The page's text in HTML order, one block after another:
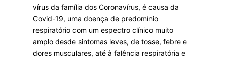
vírus da família dos Coronavírus, é causa da
Covid-19, uma doença de predomínio
respiratório com um espectro clínico muito
amplo desde sintomas leves, de tosse, febre e
dores musculares, até à falência respiratória e